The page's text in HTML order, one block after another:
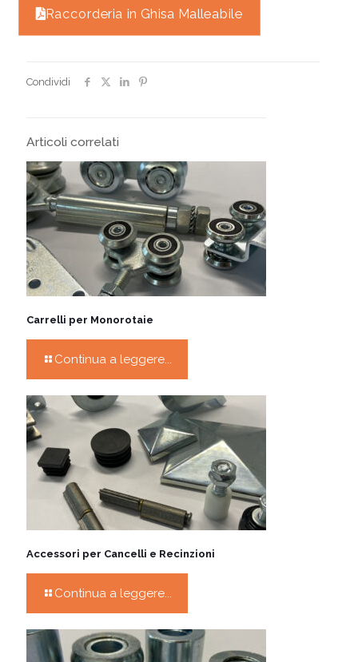
Raccorderia in Ghisa Malleabile
Condividi
Articoli correlati
Carrelli per Monorotaie
Continua a leggere...
Accessori per Cancelli e Recinzioni
Continua a leggere...